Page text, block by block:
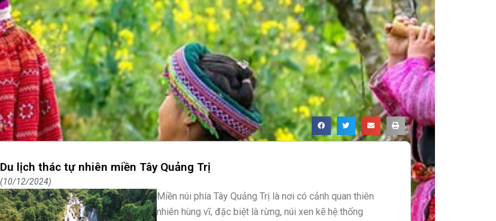
Du lịch thác tự nhiên miền Tây Quảng Trị
10/12/2024
Miền núi phía Tây Quảng Trị là nơi có cảnh quan thiên
nhiên hùng vĩ, đặc biệt là rừng, núi xen kẽ hệ thống